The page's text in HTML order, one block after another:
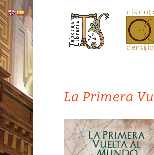
La Primera